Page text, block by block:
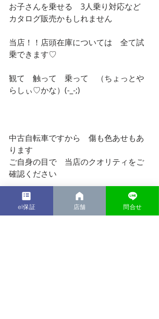
お子さんを乗せる　3人乗り対応など
カタログ販売かもしれません
当店！！店頭在庫については　全て試
乗できます♡
観て　触って　乗って　（ちょっとや
らしぃ♡かな）(-_-;)
中古自転車ですから　傷も色あせもあ
ります
ご自身の目で　当店のクオリティをご
確認ください
ご来店　お待ちしています！！
el保証 店舗 問合せ